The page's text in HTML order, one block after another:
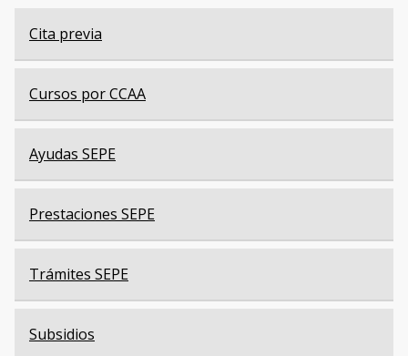
Cita previa
Cursos por CCAA
Ayudas SEPE
Prestaciones SEPE
Trámites SEPE
Subsidios